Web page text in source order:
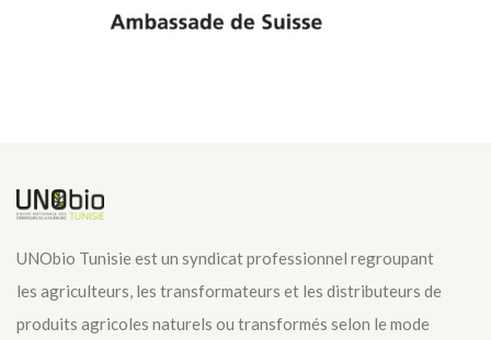
UNObio Tunisie est un syndicat professionnel regroupant
les agriculteurs, les transformateurs et les distributeurs de
produits agricoles naturels ou transformés selon le mode